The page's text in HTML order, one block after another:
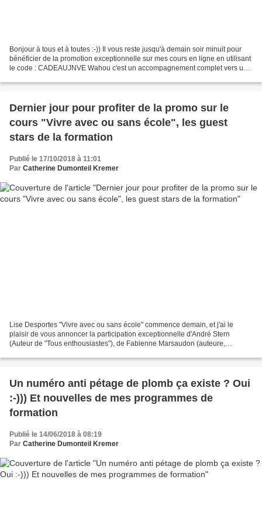
Bonjour à tous et à toutes :-)) Il vous reste jusqu'à demain soir minuit pour
bénéficier de la promotion exceptionnelle sur mes cours en ligne en utilisant
le code : CADEAUJNVE Wahou c'est un accompagnement complet vers un
Dernier jour pour profiter de la promo sur le
cours "Vivre avec ou sans école", les guest
stars de la formation
Publié le 17/10/2018 à 11:01
Par Catherine Dumonteil Kremer
Lise Desportes "Vivre avec ou sans école" commence demain, et j'ai le
plaisir de vous annoncer la participation exceptionnelle d'André Stern
(Auteur de "Tous enthousiastes"), de Fabienne Marsaudon (auteure,
Un numéro anti pétage de plomb ça existe ? Oui
:-))) Et nouvelles de mes programmes de
formation
Publié le 14/06/2018 à 08:19
Par Catherine Dumonteil Kremer